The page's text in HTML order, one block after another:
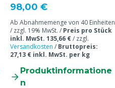
98,00 €
Ab Abnahmemenge von 40 Einheiten
/ zzgl. 19% MwSt. / Preis pro Stück
inkl. MwSt. 135,66 €/ zzgl.
Versandkosten / Bruttopreis:
27,13 € inkl. MwSt. per kg
Produktinformatione
n